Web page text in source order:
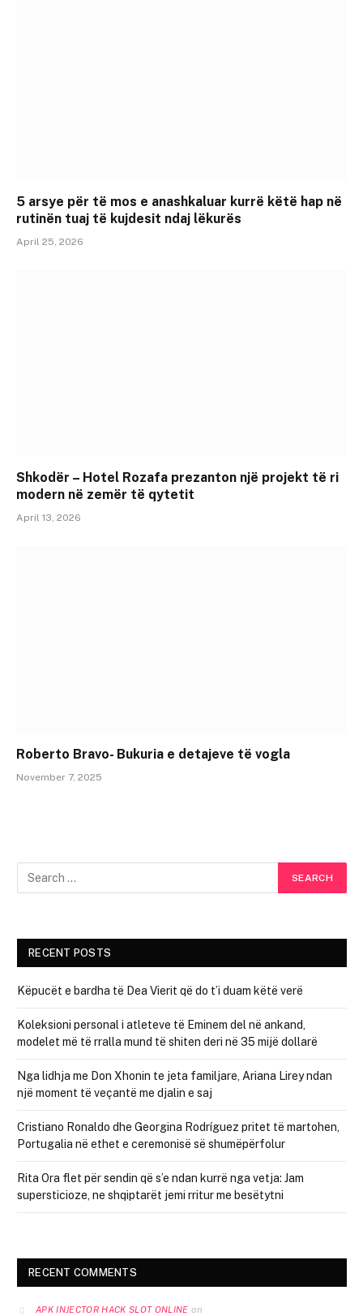
5 arsye për të mos e anashkaluar kurrë këtë hap në
rutinën tuaj të kujdesit ndaj lëkurës
April 25, 2026
Shkodër – Hotel Rozafa prezanton një projekt të ri
modern në zemër të qytetit
April 13, 2026
Roberto Bravo- Bukuria e detajeve të vogla
November 7, 2025
RECENT POSTS
Këpucët e bardha të Dea Vierit që do t’i duam këtë verë
Koleksioni personal i atleteve të Eminem del në ankand,
modelet më të rralla mund të shiten deri në 35 mijë dollarë
Nga lidhja me Don Xhonin te jeta familjare, Ariana Lirey ndan
një moment të veçantë me djalin e saj
Cristiano Ronaldo dhe Georgina Rodríguez pritet të martohen,
Portugalia në ethet e ceremonisë së shumëpërfolur
Rita Ora flet për sendin që s’e ndan kurrë nga vetja: Jam
supersticioze, ne shqiptarët jemi rritur me besëtytni
RECENT COMMENTS
APK INJECTOR HACK SLOT ONLINE on